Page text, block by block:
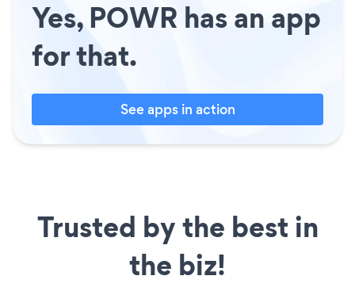
Yes, POWR has an app
for that.
See apps in action
Trusted by the best in
the biz!